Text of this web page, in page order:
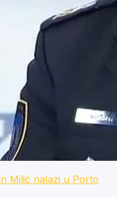
Milić nalazi u Porto